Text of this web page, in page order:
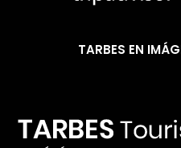
TARBES EN